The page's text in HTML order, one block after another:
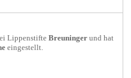
Lippenstifte Breuninger und hat
eingestellt.